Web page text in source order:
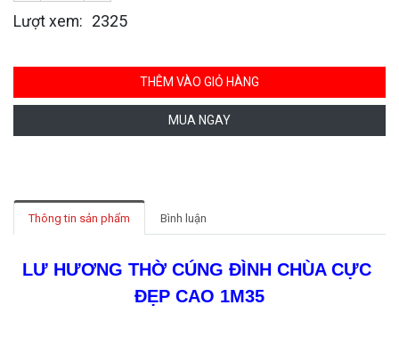
Lượt xem: 2325
THÊM VÀO GIỎ HÀNG
MUA NGAY
Thông tin sản phẩm Bình luận
LƯ HƯƠNG THỜ CÚNG ĐÌNH CHÙA CỰC
ĐẸP CAO 1M35